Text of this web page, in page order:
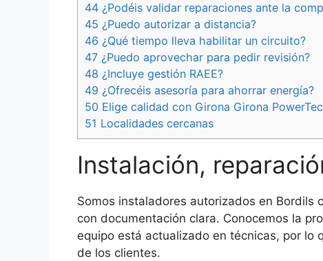
44 ¿Podéis validar reparaciones ante la
45 ¿Puedo autorizar a distancia?
46 ¿Qué tiempo lleva habilitar un circuito?
47 ¿Puedo aprovechar para pedir revisión?
48 ¿Incluye gestión RAEE?
49 ¿Ofrecéis asesoría para ahorrar energía?
50 Elige calidad con Girona Girona
51 Localidades cercanas
Instalación,
Somos instaladores autorizados en Bordils
con documentación clara. Conocemos la
equipo está actualizado en técnicas, por lo
de los clientes.